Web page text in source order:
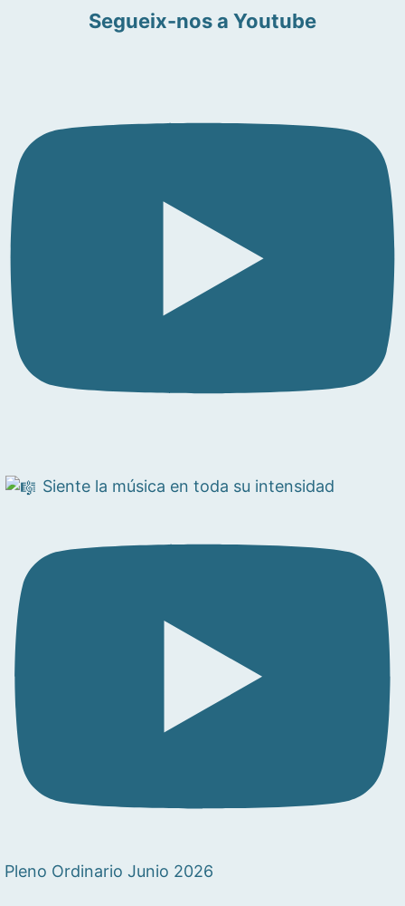
Segueix-nos a Youtube
Siente la música en toda su intensidad
Pleno Ordinario Junio 2026